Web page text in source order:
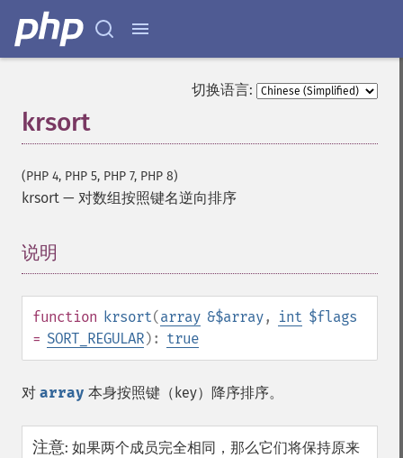
切换语言:
krsort
(PHP 4, PHP 5, PHP 7, PHP 8)
krsort — 对数组按照键名逆向排序
说明
function krsort(array &$array, int $flags
= SORT_REGULAR): true
对 array 本身按照键（key）降序排序。
注意: 如果两个成员完全相同，那么它们将保持原来